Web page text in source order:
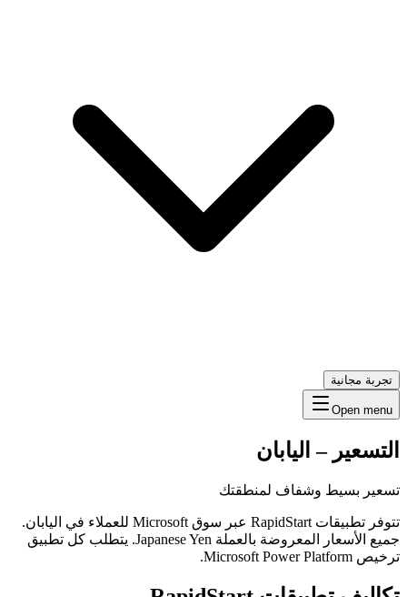
تجربة مجانية
Open menu
التسعير – اليابان
تسعير بسيط وشفاف لمنطقتك
تتوفر تطبيقات RapidStart عبر سوق Microsoft للعملاء في اليابان.
جميع الأسعار المعروضة بالعملة Japanese Yen. يتطلب كل تطبيق
ترخيص Microsoft Power Platform.